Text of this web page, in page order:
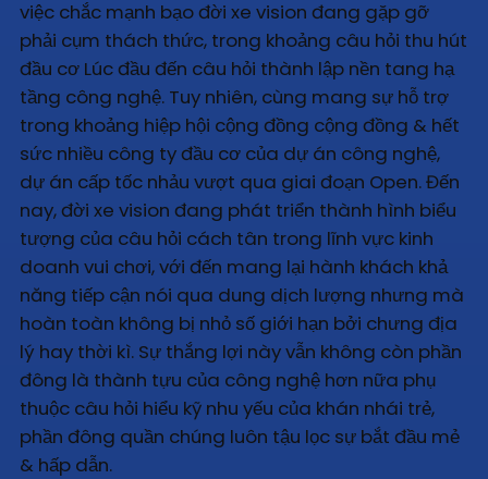
việc chắc mạnh bạo đời xe vision đang gặp gỡ
phải cụm thách thức, trong khoảng câu hỏi thu hút
đầu cơ Lúc đầu đến câu hỏi thành lập nền tang hạ
tầng công nghệ. Tuy nhiên, cùng mang sự hỗ trợ
trong khoảng hiệp hội cộng đồng cộng đồng & hết
sức nhiều công ty đầu cơ của dự án công nghệ,
dự án cấp tốc nhảu vượt qua giai đoạn Open. Đến
nay, đời xe vision đang phát triển thành hình biểu
tượng của câu hỏi cách tân trong lĩnh vực kinh
doanh vui chơi, với đến mang lại hành khách khả
năng tiếp cận nói qua dung dịch lượng nhưng mà
hoàn toàn không bị nhỏ số giới hạn bởi chưng địa
lý hay thời kì. Sự thắng lợi này vẫn không còn phần
đông là thành tựu của công nghệ hơn nữa phụ
thuộc câu hỏi hiểu kỹ nhu yếu của khán nhái trẻ,
phần đông quần chúng luôn tậu lọc sự bắt đầu mẻ
& hấp dẫn.